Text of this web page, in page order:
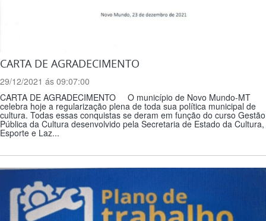
CARTA DE AGRADECIMENTO
29/12/2021 ás 09:07:00
CARTA DE AGRADECIMENTO O município de Novo Mundo-MT
celebra hoje a regularização plena de toda sua política municipal de
cultura. Todas essas conquistas se deram em função do curso Gestão
Pública da Cultura desenvolvido pela Secretaria de Estado da Cultura,
Esporte e Laz...